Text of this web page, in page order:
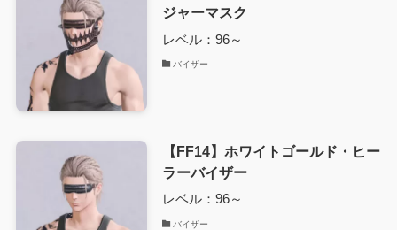
ジャーマスク
レベル：96～
バイザー
【FF14】ホワイトゴールド・ヒー
ラーバイザー
レベル：96～
バイザー